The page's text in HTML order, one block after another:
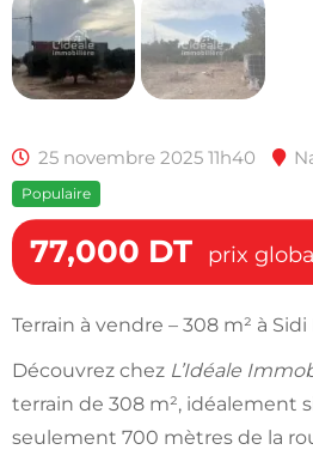
25 novembre 2025 11h40
Populaire
77,000 DT prix
Terrain à vendre – 308 m² à
Découvrez chez L’Idéale
terrain de 308 m², idéalement
seulement 700 mètres de la